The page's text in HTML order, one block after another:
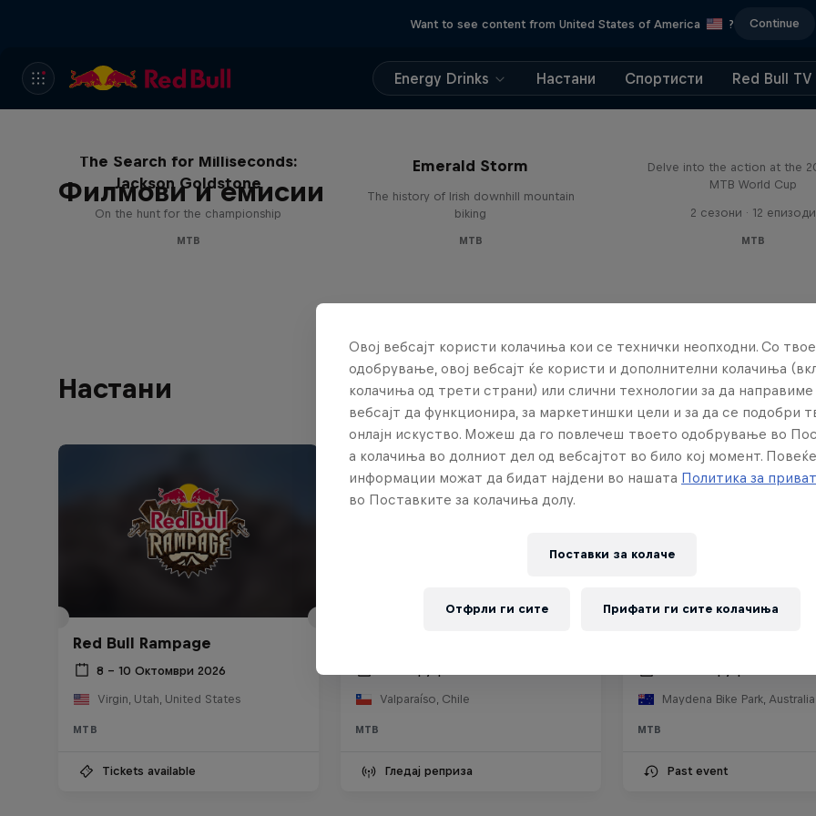
Want to see content from United States of America ? Continue
Energy Drinks Настани Спортисти Red Bull TV
Филмови и емисии
The Search for Milliseconds:
Jackson Goldstone
On the hunt for the championship
MTB
Emerald Storm
The history of Irish downhill mountain
biking
MTB
Delve into the action at the
MTB World Cup
2 сезони · 12 епизоди
MTB
Настани
Red Bull Rampage
8 – 10 Октомври 2026
Virgin, Utah, United States
MTB
Tickets available
Valparaíso, Chile
MTB
Гледај реприза
Maydena Bike Park, Australia
MTB
Past event
Овој вебсајт користи колачиња кои се технички неопходни. Со твое
одобрување, овој вебсајт ќе користи и дополнителни колачиња
колачиња од трети страни) или слични технологии за да
вебсајт да функционира, за маркетиншки цели и за да се подобри
онлајн искуство. Можеш да го повлечеш твоето одобрување во
а колачиња во долниот дел од вебсајтот во било кој момент. Повеќе
информации можат да бидат најдени во нашата Политика за
во Поставките за колачиња долу.
Поставки за колачe
Отфрли ги сите Прифати ги сите колачиња